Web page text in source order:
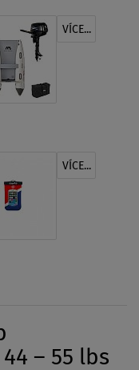
VÍCE...
VÍCE...
– 55 lbs